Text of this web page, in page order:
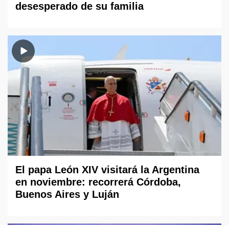
desesperado de su familia
El papa León XIV visitará la Argentina
en noviembre: recorrerá Córdoba,
Buenos Aires y Luján